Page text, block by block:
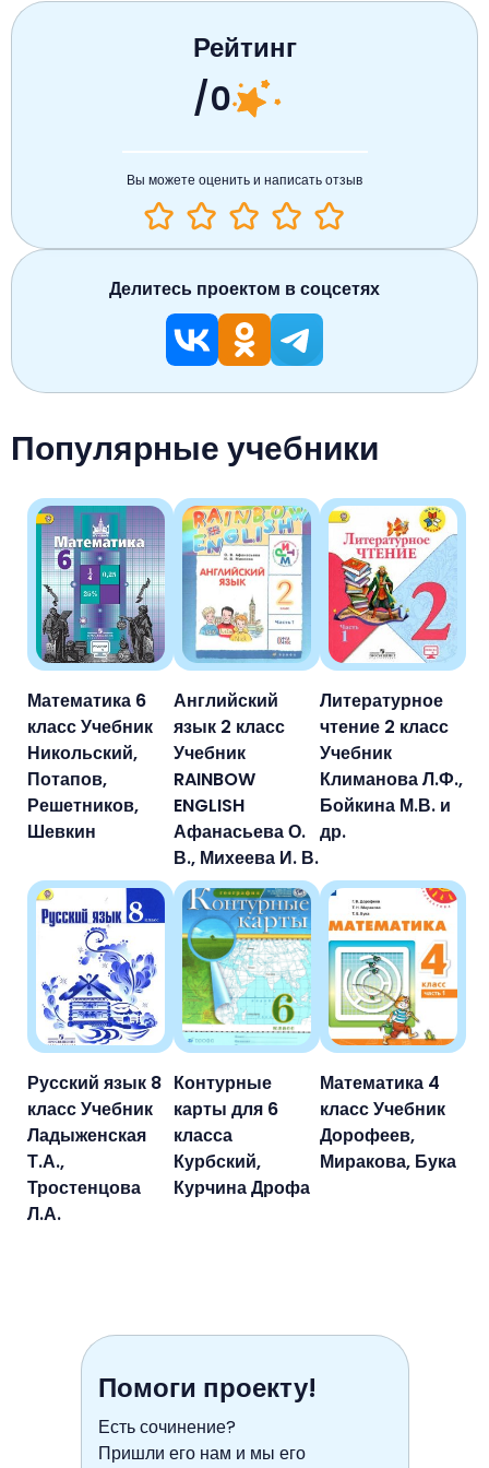
Популярные учебники
Математика 6
класс Учебник
Никольский,
Потапов,
Решетников,
Шевкин
Английский
язык 2 класс
Учебник
RAINBOW
ENGLISH
Афанасьева О.
В., Михеева И. В.
Литературное
чтение 2 класс
Учебник
Климанова Л.Ф.,
Бойкина М.В. и
др.
Русский язык 8
класс Учебник
Ладыженская
Т.А.,
Тростенцова
Л.А.
Контурные
карты для 6
класса
Курбский,
Курчина Дрофа
Математика 4
класс Учебник
Дорофеев,
Миракова, Бука
Рейтинг
/0
Вы можете оценить и написать отзыв
Делитесь проектом в соцсетях
Помоги проекту!
Есть сочинение?
Пришли его нам и мы его